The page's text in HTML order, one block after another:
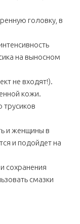
головку, в
на выносном
не входят!).
кожи.
трусиков
и женщины в
и подойдет на
сохранения
смазки